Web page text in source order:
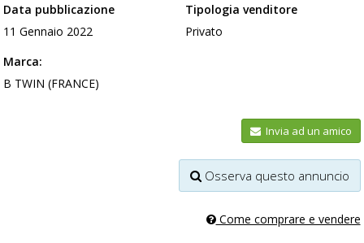
Data pubblicazione
11 Gennaio 2022
Tipologia venditore
Privato
Marca:
B TWIN (FRANCE)
Invia ad un amico
Osserva questo annuncio
Come comprare e vendere